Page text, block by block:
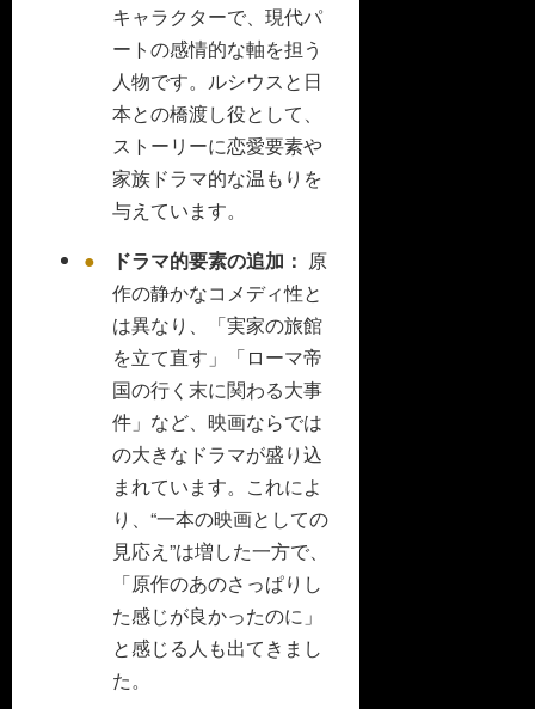
キャラクターで、現代パ
ートの感情的な軸を担う
人物です。ルシウスと日
本との橋渡し役として、
ストーリーに恋愛要素や
家族ドラマ的な温もりを
与えています。
ドラマ的要素の追加： 原
作の静かなコメディ性と
は異なり、「実家の旅館
を立て直す」「ローマ帝
国の行く末に関わる大事
件」など、映画ならでは
の大きなドラマが盛り込
まれています。これによ
り、“一本の映画としての
見応え”は増した一方で、
「原作のあのさっぱりし
た感じが良かったのに」
と感じる人も出てきまし
た。